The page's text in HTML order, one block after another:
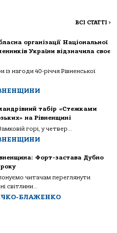
ВСІ СТАТТІ >
організації Національної
України відзначила своє
із нагоди 40-річчя Рівненської
табір «Стежками
на Рівненщині
горі, у четвер...
Форт-застава Дубно
читачам переглянути
світлини...
БЛАЖЕНКО